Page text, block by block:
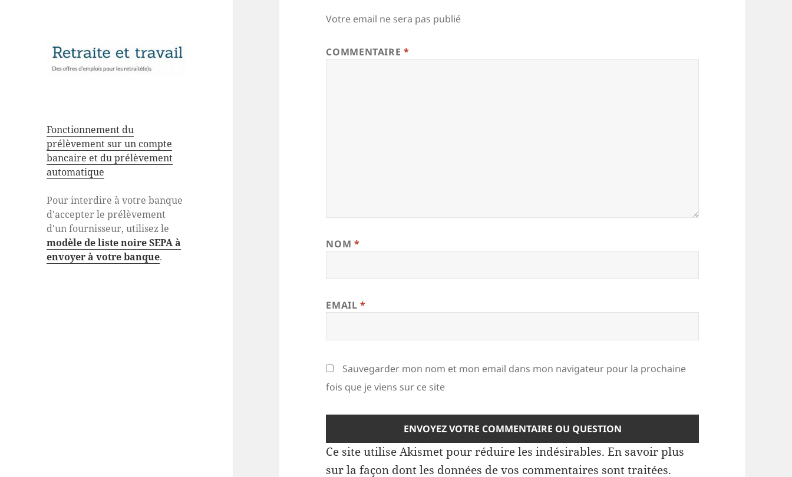
Fonctionnement du
prélèvement sur un compte
bancaire et du prélèvement
automatique
Pour interdire à votre banque
d'accepter le prélèvement
d'un fournisseur, utilisez le
modèle de liste noire SEPA à
envoyer à votre banque.
Votre email ne sera pas publié
COMMENTAIRE*
NOM *
EMAIL*
Sauvegarder mon nom et mon email dans mon navigateur pour la prochaine
fois que je viens sur ce site
Ce site utilise Akismet pour réduire les indésirables.En savoir plus
sur la façon dont les données de vos commentaires sont traitées.